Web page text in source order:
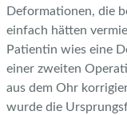
Deformationen, die
einfach hätten
Patientin wies eine
einer zweiten
aus dem Ohr
wurde die